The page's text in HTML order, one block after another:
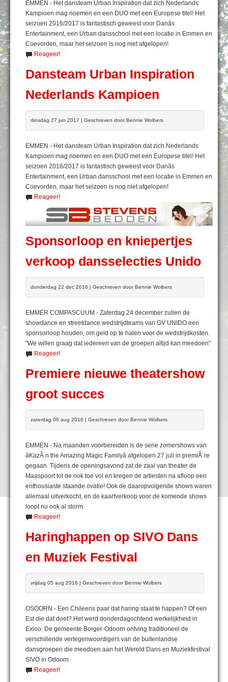
EMMEN - Het dansteam Urban Inspiration dat zich Nederlands
Kampioen mag noemen en een DUO met een Europese titel! Het
seizoen 2016/2017 is fantastisch geweest voor Danâs
Entertainment, een Urban dansschool met een locatie in Emmen en
Coevorden, maar het seizoen is nog niet afgelopen!
Reageer!
Dansteam Urban Inspiration
Nederlands Kampioen
dinsdag 27 jun 2017 | Geschreven door Bennie Wolbers
EMMEN - Het dansteam Urban Inspiration dat zich Nederlands
Kampioen mag noemen en een DUO met een Europese titel! Het
seizoen 2016/2017 is fantastisch geweest voor Danâs
Entertainment, een Urban dansschool met een locatie in Emmen en
Coevorden, maar het seizoen is nog niet afgelopen!
Reageer!
Sponsorloop en kniepertjes
verkoop dansselecties Unido
donderdag 22 dec 2016 | Geschreven door Bennie Wolbers
EMMER COMPASCUUM - Zaterdag 24 december zullen de
showdance en streetdance wedstrijdteams van GV UNIDO een
sponsorloop houden, om geld op te halen voor de wedstrijdkosten.
"We willen graag dat iedereen van de groepen altijd kan meedoen"
Reageer!
Premiere nieuwe theatershow
groot succes
zaterdag 06 aug 2016 | Geschreven door Bennie Wolbers
EMMEN - Na maanden voorbereiden is de serie zomershows van
âKazÃ n the Amazing Magic Familyâ afgelopen 27 juli in premiÃ¨re
gegaan. Tijdens de openingsavond zat de zaal van theater de
Maaspoort tot de nok toe vol en kregen de artiesten na afloop een
enthousiaste staande ovatie! Ook de daaropvolgende shows waren
allemaal uitverkocht, en de kaartverkoop voor de komende shows
loopt nu ook al storm.
Reageer!
Haringhappen op SIVO Dans
en Muziek Festival
vrijdag 05 aug 2016 | Geschreven door Bennie Wolbers
OSOORN - Een Chileens paar dat haring staat te happen? Of een
Est die dat doet? Het werd donderdagochtend werkelijkheid in
Exloo. De gemeente Borger-Odoorn ontving traditioneel de
verschillende vertegenwoordigers van de buitenlandse
dansgroepen die meedoen aan het Wereld Dans en Muziekfestival
SIVO in Odoorn.
Reageer!